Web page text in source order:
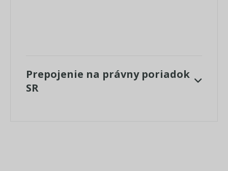
Prepojenie na právny poriadok
SR